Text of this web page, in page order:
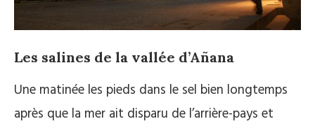
Les salines de la vallée d’Añana
Une matinée les pieds dans le sel bien longtemps
après que la mer ait disparu de l’arrière-pays et